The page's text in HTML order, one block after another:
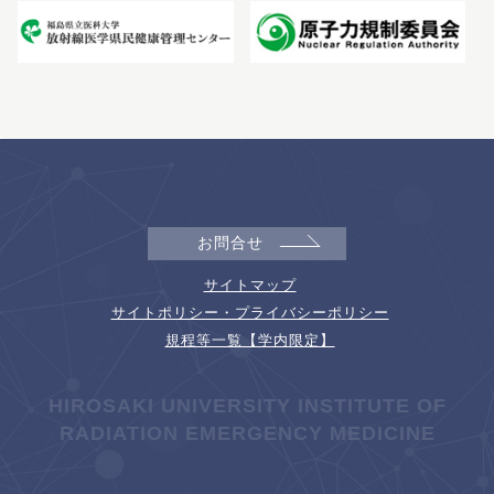
お問合せ
サイトマップ
サイトポリシー・プライバシーポリシー
規程等一覧【学内限定】
HIROSAKI UNIVERSITY INSTITUTE OF
RADIATION EMERGENCY MEDICINE